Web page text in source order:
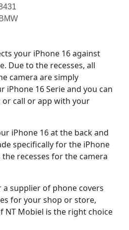
BMW
your iPhone 16 against
Due to the recesses, all
camera are simply
iPhone 16 Serie and you can
call or app with your
iPhone 16 at the back and
specifically for the iPhone
recesses for the camera
supplier of phone covers
for your shop or store,
NT Mobiel is the right choice